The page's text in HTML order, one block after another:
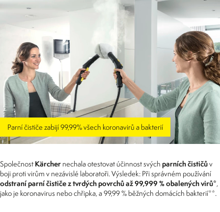
Parní čističe zabijí 99,99% všech koronavirů a bakterií
Společnost Kärcher nechala otestovat účinnost svých parních čističův
boji proti virům v nezávislé laboratoři. Výsledek: Při správném používání
odstraní parní čističe z tvrdých povrchů až 99,999 % obalených virů*,
jako je koronavirus nebo chřipka, a 99,99 % běžných domácích bakterií**.